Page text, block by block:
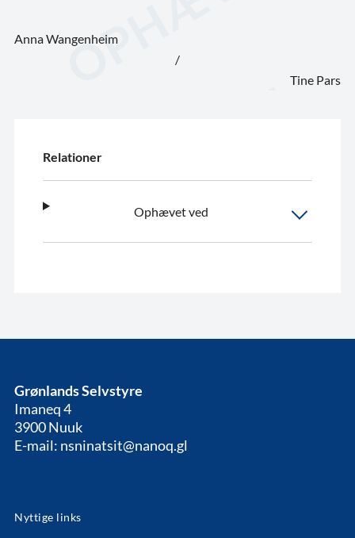
Anna Wangenheim
/
Tine Pars
Relationer
Ophævet ved
Grønlands Selvstyre
Imaneq 4
3900 Nuuk
E-mail: nsninatsit@nanoq.gl
Nyttige links